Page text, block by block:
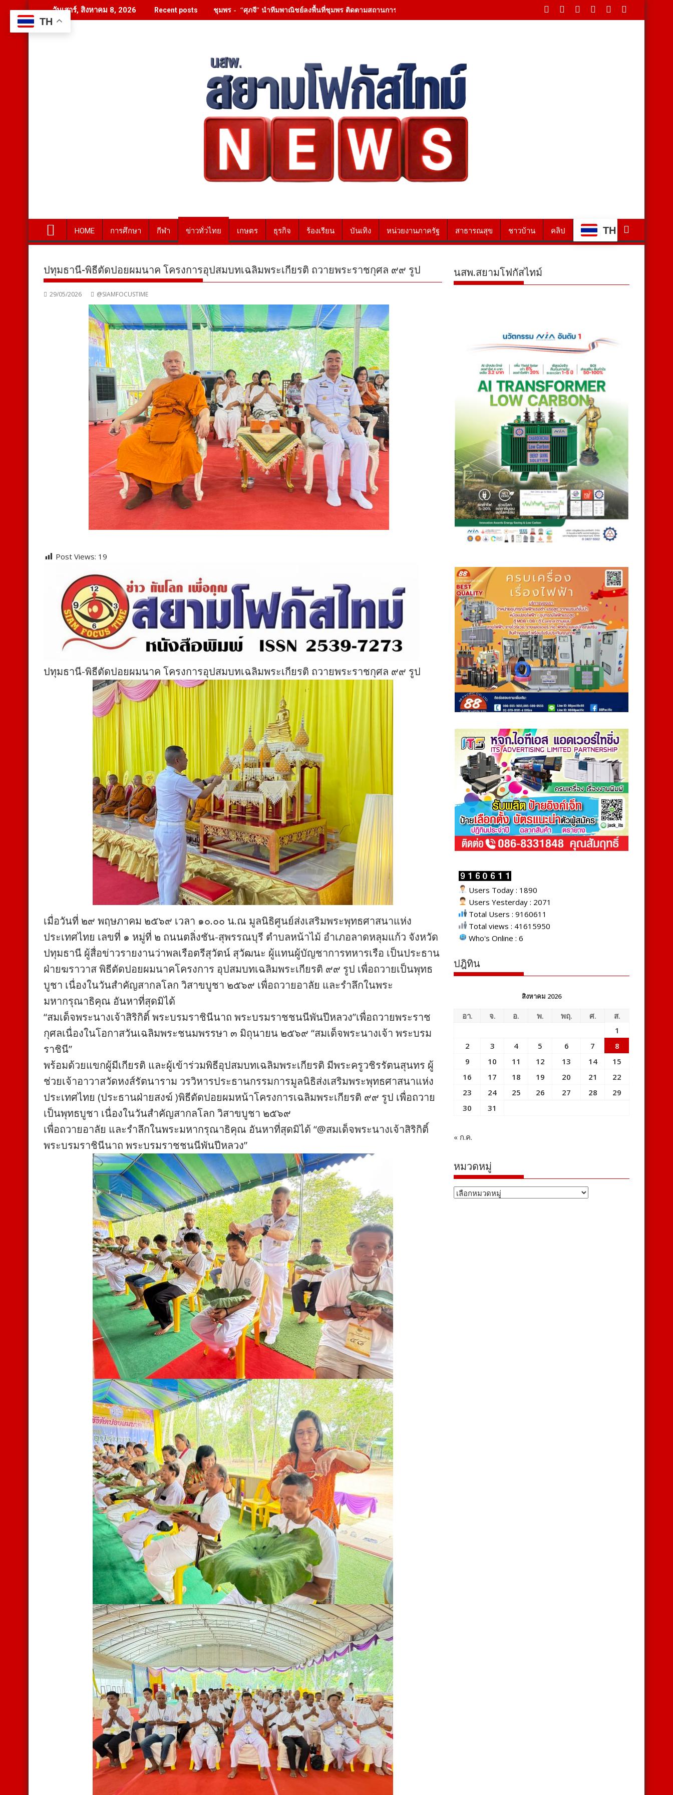
to
content
วันเสาร์, สิงหาคม 8, 2026 Recent posts ชุมพร - “ศุภจี” นำทีมพาณิชย์ลงพื้นที่ชุมพร ติดตามสถานการณ์ทุเรียนภาคใต้ เร่งบริหารผลผลิตช่วงโค้งสุดท้าย หลังทุเรียนไทยส่งออกแล้วเกือบ 1.11
HOME การศึกษา กีฬา ข่าวทั่วไทย เกษตร ธุรกิจ ร้องเรียน บันเทิง หน่วยงานภาครัฐ สาธารณสุข ชาวบ้าน คลิป TH
ปทุมธานี-พิธีตัดปอยผมนาค โครงการอุปสมบทเฉลิมพระเกียรติ ถวายพระราชกุศล ๙๙ รูป
29/05/2026 @SIAMFOCUSTIME
Post Views: 19
ปทุมธานี-พิธีตัดปอยผมนาค โครงการอุปสมบทเฉลิมพระเกียรติ ถวายพระราชกุศล ๙๙ รูป
เมื่อวันที่ ๒๙ พฤษภาคม ๒๕๖๙ เวลา ๑๐.๐๐ น.ณ มูลนิธิศูนย์ส่งเสริมพระพุทธศาสนาแห่ง
ประเทศไทย เลขที่ ๑ หมู่ที่ ๒ ถนนตลิ่งชัน-สุพรรณบุรี ตำบลหน้าไม้ อำเภอลาดหลุมแก้ว จังหวัด
ปทุมธานี ผู้สื่อข่าวรายงานว่าพลเรือตรีสุวัตน์ สุวัฒนะ ผู้แทนผู้บัญชาการทหารเรือ เป็นประธาน
ฝ่ายฆราวาส พิธีตัดปอยผมนาคโครงการ อุปสมบทเฉลิมพระเกียรติ ๙๙ รูป เพื่อถวายเป็นพุทธ
บูชา เนื่องในวันสำคัญสากลโลก วิสาขบูชา ๒๕๖๙ เพื่อถวายอาลัย และรำลึกในพระ
มหากรุณาธิคุณ อันหาที่สุดมิได้
“สมเด็จพระนางเจ้าสิริกิติ์ พระบรมราชินีนาถ พระบรมราชชนนีพันปีหลวง”เพื่อถวายพระราช
กุศลเนื่องในโอกาสวันเฉลิมพระชนมพรรษา ๓ มิถุนายน ๒๕๖๙ “สมเด็จพระนางเจ้า พระบรม
ราชินี”
​พร้อมด้วยแขกผู้มีเกียรติ และผู้เข้าร่วมพิธีอุปสมบทเฉลิมพระเกียรติ มีพระครูวชิรรัตนสุนทร ผู้
ช่วยเจ้าอาวาสวัดหงส์รัตนาราม วรวิหารประธานกรรมการมูลนิธิส่งเสริมพระพุทธศาสนาแห่ง
ประเทศไทย (ประธานฝ่ายสงฆ์ )พิธีตัดปอยผมหน้าโครงการเฉลิมพระเกียรติ ๙๙ รูป เพื่อถวาย
เป็นพุทธบูชา เนื่องในวันสำคัญสากลโลก วิสาขบูชา ๒๕๖๙
เพื่อถวายอาลัย และรำลึกในพระมหากรุณาธิคุณ อันหาที่สุดมิได้ “@สมเด็จพระนางเจ้าสิริกิติ์
พระบรมราชินีนาถ พระบรมราชชนนีพันปีหลวง”
นสพ.สยามโฟกัสไทม์
Users Today : 1890
Users Yesterday : 2071
Total Users : 9160611
Total views : 41615950
Who's Online : 6
ปฎิทิน
สิงหาคม 2026
อา. จ. อ. พ. พฤ. ศ.
ส.
1
2
3 4 5 6 7
8
9
10 11 12 13 14
15
16
17 18 19 20 21
22
23
24 25 26 27 28
29
30
31
« ก.ค.
หมวดหมู่
หมวด
TH